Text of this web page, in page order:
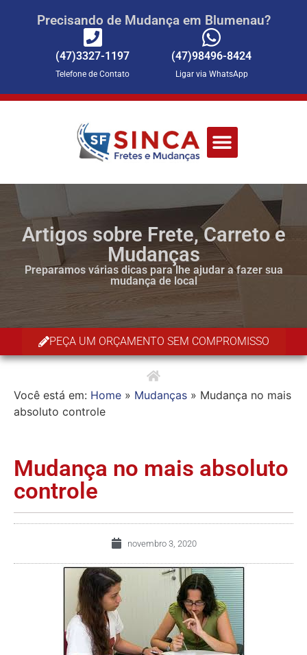
Precisando de Mudança em Blumenau?
(47)3327-1197
Telefone de Contato
(47)98496-8424
Ligar via WhatsApp
Artigos sobre Frete, Carreto e
Mudanças
Preparamos várias dicas para lhe ajudar a fazer sua
mudança de local
PEÇA UM ORÇAMENTO SEM COMPROMISSO
Você está em: Home » Mudanças » Mudança no mais
absoluto controle
Mudança no mais absoluto
controle
novembro 3, 2020